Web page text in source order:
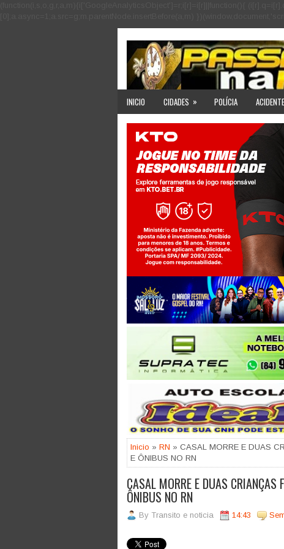
INICIO CIDADES » POLÍCIA ACIDENTE
Jogue com responsabilidade. 18+
Inicio » RN » CASAL MORRE E DUAS
E ÔNIBUS NO RN
CASAL MORRE E DUAS CRIANÇAS
ÔNIBUS NO RN
By Transito e noticia 14:43